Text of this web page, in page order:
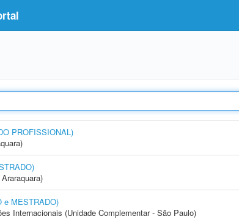
PROFISSIONAL)
e MESTRADO)
Internacionais (Unidade Complementar - São Paulo)